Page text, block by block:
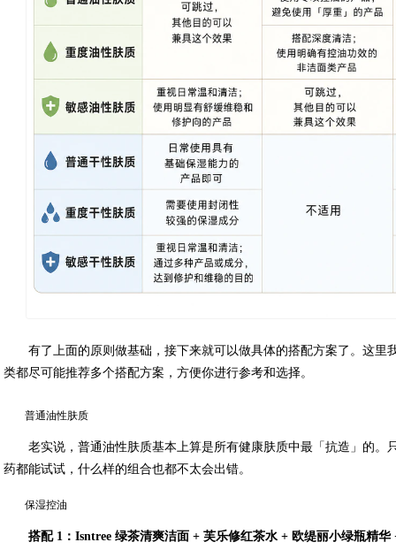
有了上面的原则做基础，接下来就可以做具体的搭配方案了。这里
类都尽可能推荐多个搭配方案，方便你进行参考和选择。
普通油性肤质
老实说，普通油性肤质基本上算是所有健康肤质中最「抗造」的。
药都能试试，什么样的组合也都不太会出错。
保湿控油
搭配 1：Isntree 绿茶清爽洁面 + 芙乐修红茶水 + 欧缇丽小绿瓶精